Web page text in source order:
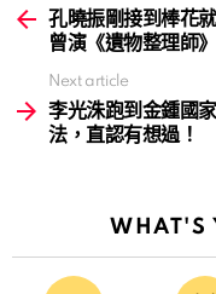
more孔曉振剛接到棒花
曾演《遺物整理師》
Next article
李光洙跑到金鍾國
法，直認有想過！
WHAT'S